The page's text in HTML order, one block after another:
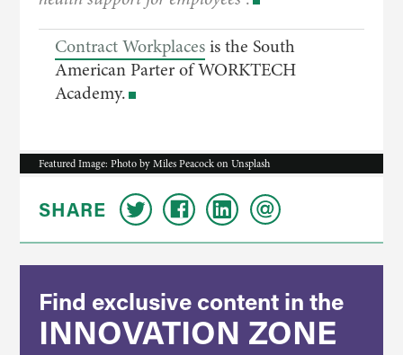
Contract Workplacesis the South
American Parter of WORKTECH
Academy.
Featured Image: Photo by Miles Peacock on Unsplash
SHARE
Find exclusive content in the
INNOVATION ZONE